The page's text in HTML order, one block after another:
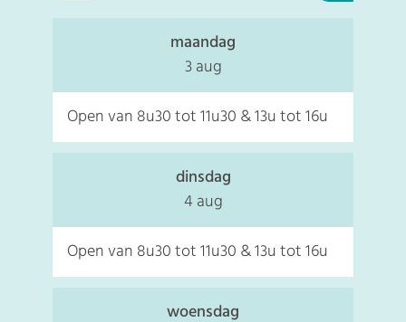
maandag
3 aug
Open van 8u30 tot 11u30 & 13u tot 16u
dinsdag
4 aug
Open van 8u30 tot 11u30 & 13u tot 16u
woensdag